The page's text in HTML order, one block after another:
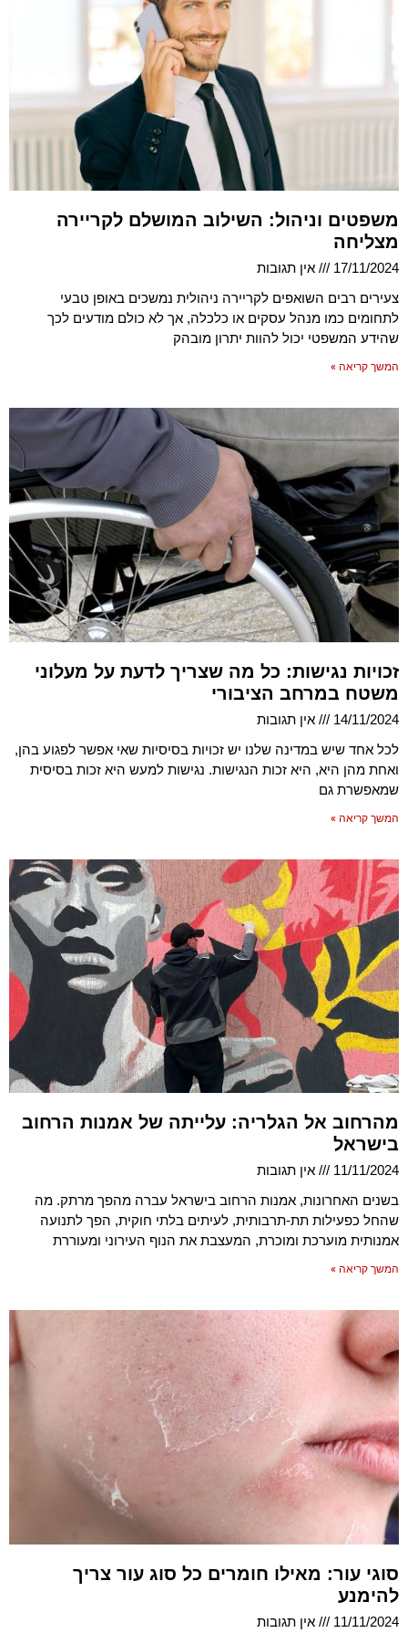
משפטים וניהול: השילוב המושלם לקריירה
מצליחה
17/11/2024
אין תגובות
צעירים רבים השואפים לקריירה ניהולית נמשכים באופן טבעי
לתחומים כמו מנהל עסקים או כלכלה, אך לא כולם מודעים לכך
שהידע המשפטי יכול להוות יתרון מובהק
המשך קריאה »
זכויות נגישות: כל מה שצריך לדעת על מעלוני
משטח במרחב הציבורי
14/11/2024
אין תגובות
לכל אחד שיש במדינה שלנו יש זכויות בסיסיות שאי אפשר לפגוע בהן,
ואחת מהן היא, היא זכות הנגישות. נגישות למעש היא זכות בסיסית
שמאפשרת גם
המשך קריאה »
מהרחוב אל הגלריה: עלייתה של אמנות הרחוב
בישראל
11/11/2024
אין תגובות
בשנים האחרונות, אמנות הרחוב בישראל עברה מהפך מרתק. מה
שהחל כפעילות תת-תרבותית, לעיתים בלתי חוקית, הפך לתנועה
אמנותית מוערכת ומוכרת, המעצבת את הנוף העירוני ומעוררת
המשך קריאה »
סוגי עור: מאילו חומרים כל סוג עור צריך
להימנע
11/11/2024
אין תגובות